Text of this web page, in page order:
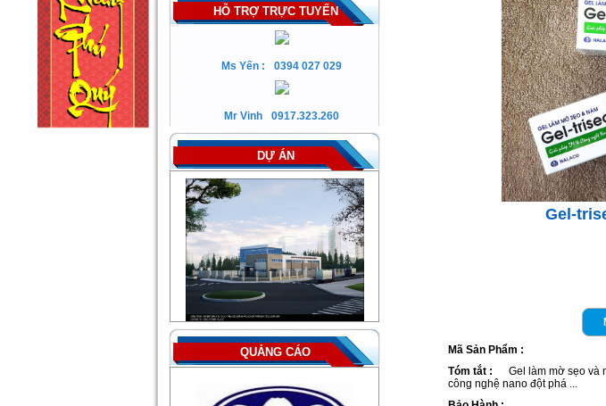
HỖ TRỢ TRỰC TUYẾN
Ms Yến : 0394 027 029
Mr Vinh 0917.323.260
DỰ ÁN
QUẢNG CÁO
Gel-
Mã Sản Phẩm :
Tóm tắt :
Gel làm mờ sẹo và
công nghệ nano đột phá ...